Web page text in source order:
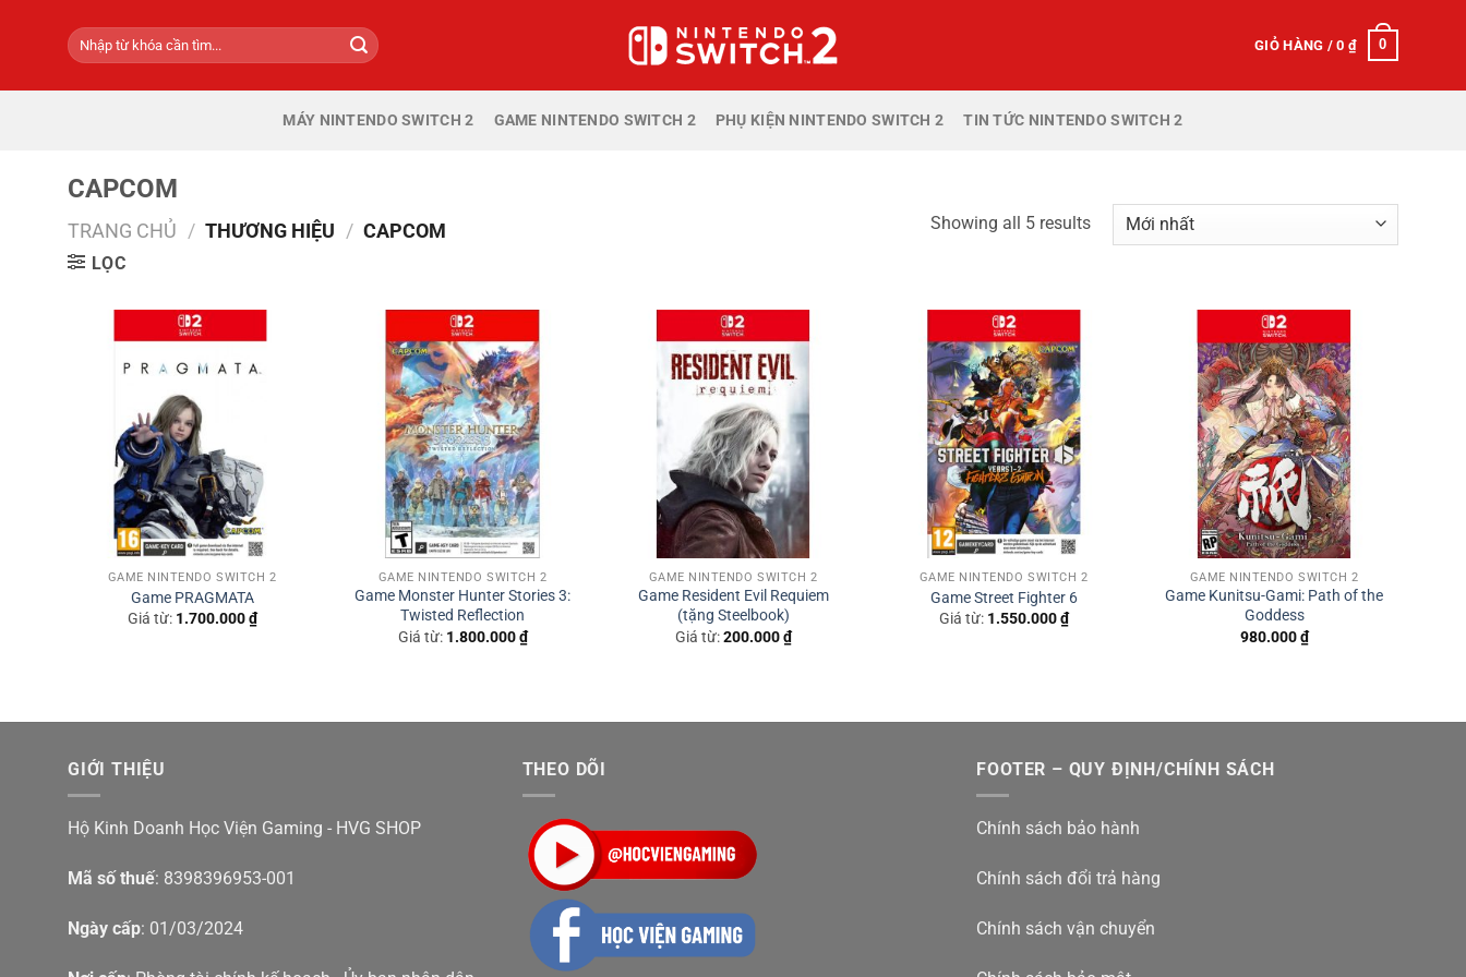
dung
Tìm
kiếm:
GIỎ HÀNG /0 ₫ 0
MÁY NINTENDO SWITCH 2 GAME NINTENDO SWITCH 2 PHỤ KIỆN NINTENDO SWITCH 2 TIN TỨC NINTENDO SWITCH 2
CAPCOM
TRANG CHỦ / THƯƠNG HIỆU / CAPCOM
LỌC
Showing all 5 results
GAME NINTENDO SWITCH 2
Game PRAGMATA
Giá từ: 1.700.000₫
GAME NINTENDO SWITCH 2
Game Monster Hunter Stories 3:
Twisted Reflection
Giá từ: 1.800.000₫
GAME NINTENDO SWITCH 2
Game Resident Evil Requiem
(tặng Steelbook)
Giá từ:200.000₫
GAME NINTENDO SWITCH 2
Game Street Fighter 6
Giá từ: 1.550.000₫
GAME NINTENDO SWITCH 2
Game Kunitsu-Gami: Path of the
Goddess
980.000₫
GIỚI THIỆU
Hộ Kinh Doanh Học Viện Gaming - HVG SHOP
Mã số thuế: 8398396953-001
Ngày cấp: 01/03/2024
THEO DÕI FOOTER – QUY ĐỊNH/CHÍNH SÁCH
Chính sách bảo hành
Chính sách đổi trả hàng
Chính sách vận chuyển